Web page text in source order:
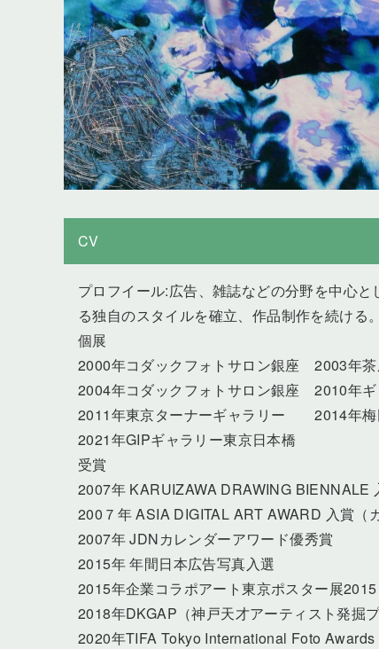
CV
プロフイール:広告、雑誌などの分野を中心
る独自のスタイルを確立、作品制作を続ける。
個展
2000年コダックフォトサロン銀座 2003年
2004年コダックフォトサロン銀座 2010年
2011年東京ターナーギャラリー 2014年
2021年GIPギャラリー東京日本橋
受賞
2007年 KARUIZAWA DRAWING BIENNALE
200７年 ASIA DIGITAL ART AWARD 入賞（
2007年 JDNカレンダーアワード優秀賞
2015年 年間日本広告写真入選
2015年企業コラポアート東京ポスター展
2018年DKGAP（神戸天才アーティスト発掘
2020年TIFA Tokyo International Foto